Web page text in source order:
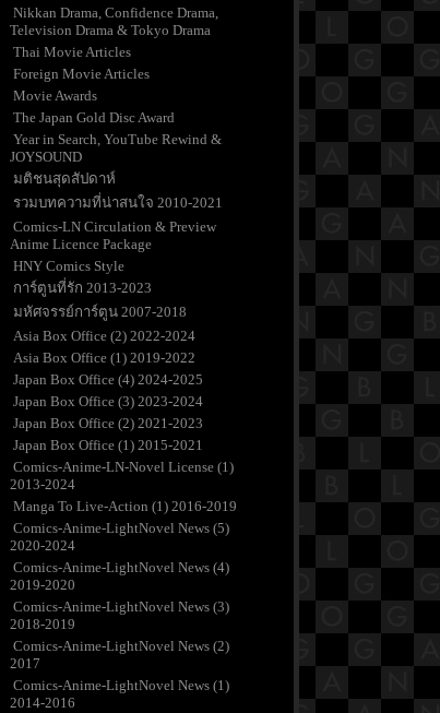
Nikkan Drama, Confidence Drama,
Television Drama & Tokyo Drama
Thai Movie Articles
Foreign Movie Articles
Movie Awards
The Japan Gold Disc Award
Year in Search, YouTube Rewind &
JOYSOUND
มติชนสุดสัปดาห์
รวมบทความที่น่าสนใจ 2010-2021
Comics-LN Circulation & Preview
Anime Licence Package
HNY Comics Style
การ์ตูนที่รัก 2013-2023
มหัศจรรย์การ์ตูน 2007-2018
Asia Box Office (2) 2022-2024
Asia Box Office (1) 2019-2022
Japan Box Office (4) 2024-2025
Japan Box Office (3) 2023-2024
Japan Box Office (2) 2021-2023
Japan Box Office (1) 2015-2021
Comics-Anime-LN-Novel License (1)
2013-2024
Manga To Live-Action (1) 2016-2019
Comics-Anime-LightNovel News (5)
2020-2024
Comics-Anime-LightNovel News (4)
2019-2020
Comics-Anime-LightNovel News (3)
2018-2019
Comics-Anime-LightNovel News (2)
2017
Comics-Anime-LightNovel News (1)
2014-2016